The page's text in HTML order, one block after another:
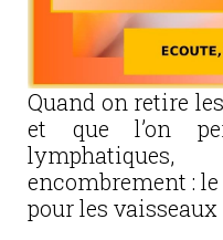
Quand on retire
et que l’on
encombrement :
pour les